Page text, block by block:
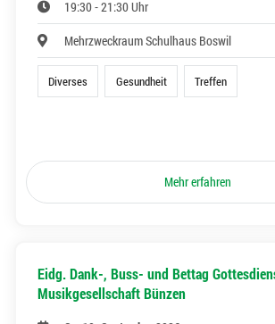
19:30 - 21:30 Uhr
Mehrzweckraum Schulhaus Boswil
Diverses Gesundheit Treffen
Mehr erfahren
Eidg. Dank-, Buss- und Bettag
Musikgesellschaft Bünzen